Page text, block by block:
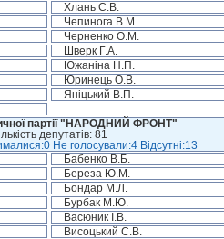
Хлань С.В.
Чепинога В.М.
Черненко О.М.
Шверк Г.А.
Южаніна Н.П.
Юринець О.В.
Яніцький В.П.
партії "НАРОДНИЙ ФРОНТ"
депутатів: 81
Не голосували:4 Відсутні:13
Бабенко В.Б.
Береза Ю.М.
Бондар М.Л.
Бурбак М.Ю.
Васюник І.В.
Висоцький С.В.